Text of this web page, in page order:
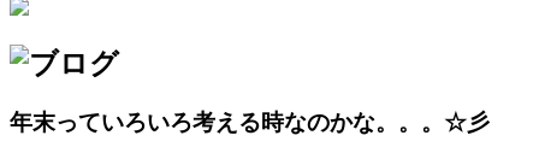
年末っていろいろ考える時なのかな。。。☆彡